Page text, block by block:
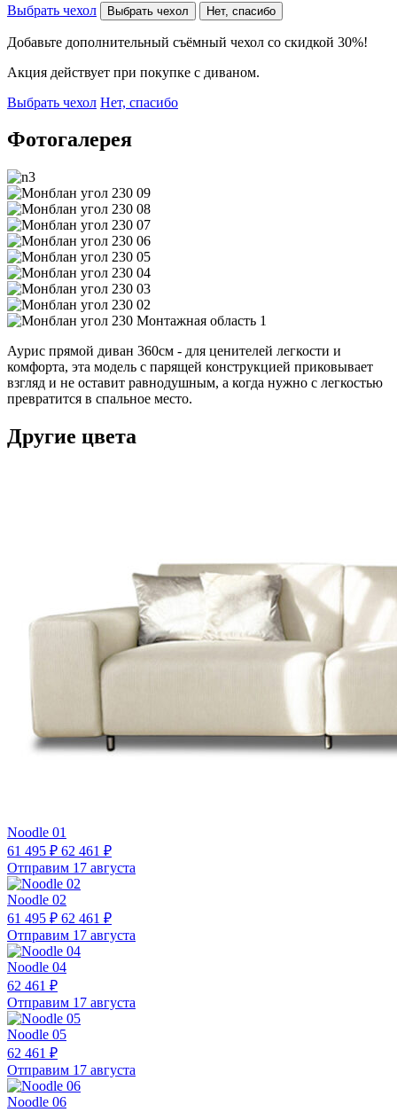
Выбрать чехол Выбрать чехол Нет, спасибо
Добавьте дополнительный съёмный чехол со скидкой 30%!
Акция действует при покупке с диваном.
Выбрать чехол Нет, спасибо
Фотогалерея
Аурис прямой диван 360см - для ценителей легкости и
комфорта, эта модель с парящей конструкцией приковывает
взгляд и не оставит равнодушным, а когда нужно с легкостью
превратится в спальное место.
Другие цвета
Noodle 01
61 495 ₽ 62 461 ₽
Отправим 17 августа
Noodle 02
61 495 ₽ 62 461 ₽
Отправим 17 августа
Noodle 04
62 461 ₽
Отправим 17 августа
Noodle 05
62 461 ₽
Отправим 17 августа
Noodle 06